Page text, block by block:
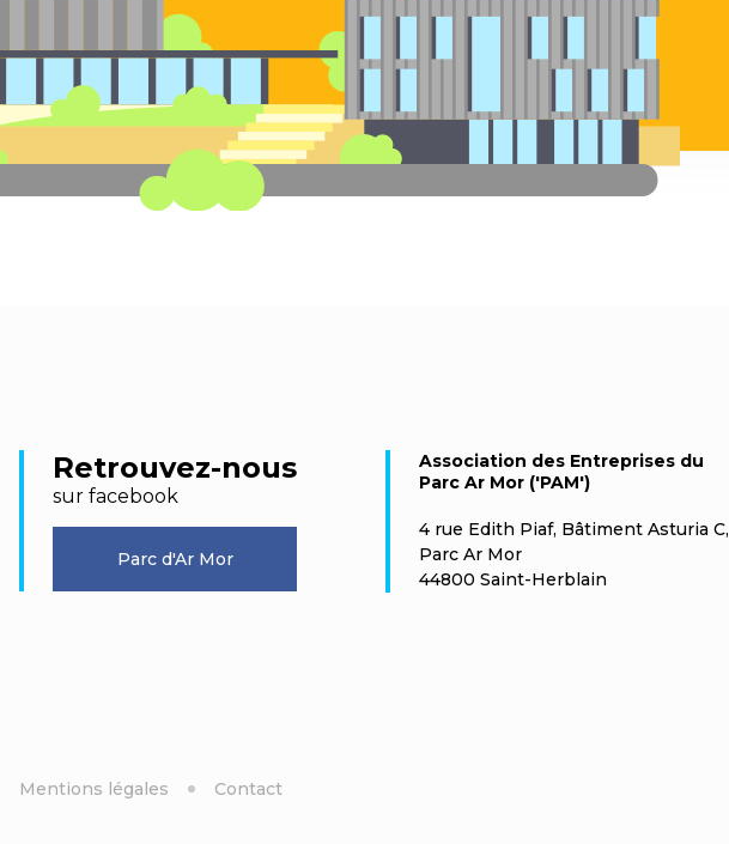
Retrouvez-nous
sur facebook
Parc d'Ar Mor
Association des Entreprises du
Parc Ar Mor ('PAM')
4 rue Edith Piaf, Bâtiment Asturia C,
Parc Ar Mor
44800 Saint-Herblain
Mentions légales Contact